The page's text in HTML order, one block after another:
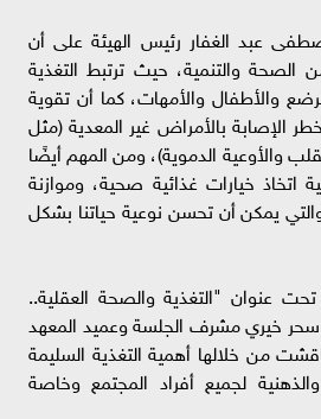
عبد الغفار رئيس الهيئة على أن
الصحة والتنمية، حيث ترتبط التغذية
والأطفال والأمهات، كما أن تقوية
الإصابة بالأمراض غير المعدية (مثل
والأوعية الدموية)، ومن المهم أيضًا
اتخاذ خيارات غذائية صحية، وموازنة
والتي يمكن أن تحسن نوعية حياتنا بشكل
عنوان "التغذية والصحة العقلية..
سحر خيري مشرف الجلسة وعميد المعهد
من خلالها أهمية التغذية السليمة
لجميع أفراد المجتمع وخاصة